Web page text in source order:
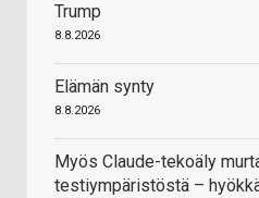
Trump
8.8.2026
Elämän synty
8.8.2026
Myös Claude-tekoäly
testiympäristöstä –